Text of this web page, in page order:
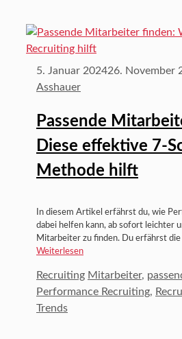
Passende
Diese effektive 7-
Methode hilft
5. Januar 202426. November
Asshauer
In diesem Artikel erfährst du, wie
dabei helfen kann, ab sofort leichter
Mitarbeiter zu finden. Du erfährst
Weiterlesen
Kategorien
Recruiting Schlagwörter
Mitarbeiter,
Performance Recruiting,
Trends